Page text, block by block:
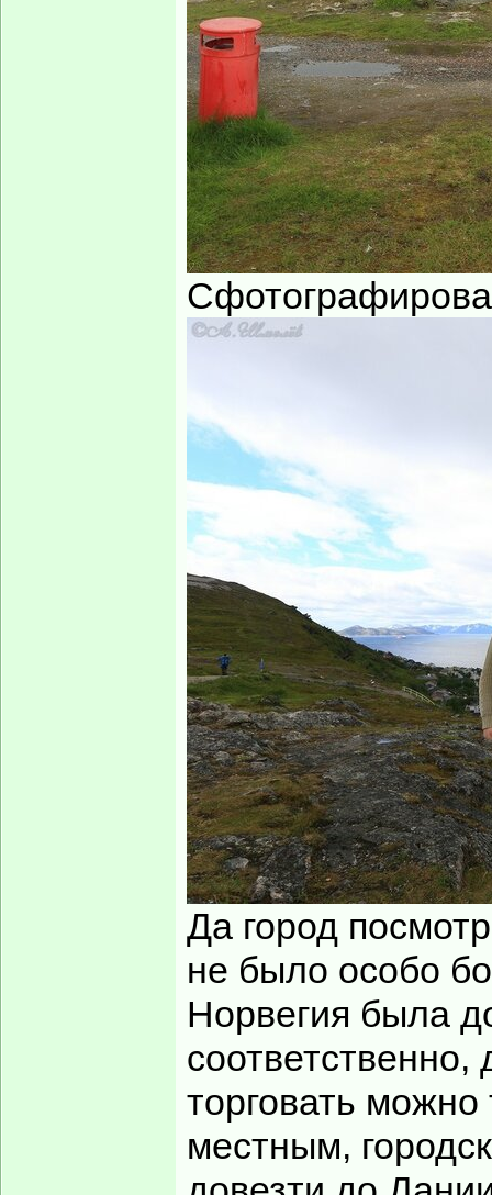
Да город
не было особо
Норвегия была
соответственно,
торговать
местным,